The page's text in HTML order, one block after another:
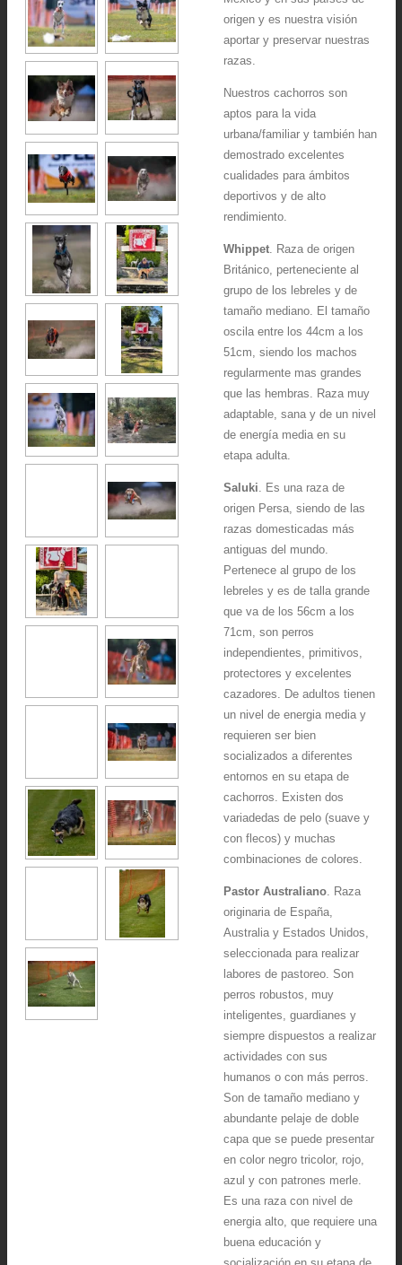
origen y es nuestra visión
aportar y preservar nuestras
razas.
Nuestros cachorros son
aptos para la vida
urbana/familiar y también han
demostrado excelentes
cualidades para ámbitos
deportivos y de alto
rendimiento.
Whippet. Raza de origen
Británico, perteneciente al
grupo de los lebreles y de
tamaño mediano. El tamaño
oscila entre los 44cm a los
51cm, siendo los machos
regularmente mas grandes
que las hembras. Raza muy
adaptable, sana y de un nivel
de energía media en su
etapa adulta.
Saluki. Es una raza de
origen Persa, siendo de las
razas domesticadas más
antiguas del mundo.
Pertenece al grupo de los
lebreles y es de talla grande
que va de los 56cm a los
71cm, son perros
independientes, primitivos,
protectores y excelentes
cazadores. De adultos tienen
un nivel de energia media y
requieren ser bien
socializados a diferentes
entornos en su etapa de
cachorros. Existen dos
variadedas de pelo (suave y
con flecos) y muchas
combinaciones de colores.
Pastor Australiano. Raza
originaria de España,
Australia y Estados Unidos,
seleccionada para realizar
labores de pastoreo. Son
perros robustos, muy
inteligentes, guardianes y
siempre dispuestos a realizar
actividades con sus
humanos o con más perros.
Son de tamaño mediano y
abundante pelaje de doble
capa que se puede presentar
en color negro tricolor, rojo,
azul y con patrones merle.
Es una raza con nivel de
energia alto, que requiere una
buena educación y